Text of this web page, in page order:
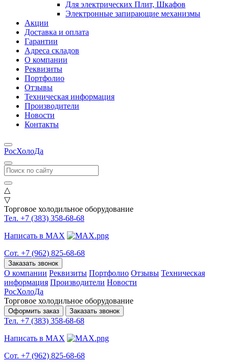
Для электрических Плит, Шкафов
Электронные запирающие механизмы
Акции
Доставка и оплата
Гарантии
Адреса складов
О компании
Реквизиты
Портфолио
Отзывы
Техническая информация
Производители
Новости
Контакты
РосХолоДа
△
▽
Торговое холодильное оборудование
Тел. +7 (383) 358-68-68
Написать в MAX
Сот. +7 (962) 825-68-68
Заказать звонок
О компании Реквизиты Портфолио Отзывы Техническая
информация Производители Новости
РосХолоДа
Торговое холодильное оборудование
Оформить заказ Заказать звонок
Тел. +7 (383) 358-68-68
Написать в MAX
Сот. +7 (962) 825-68-68